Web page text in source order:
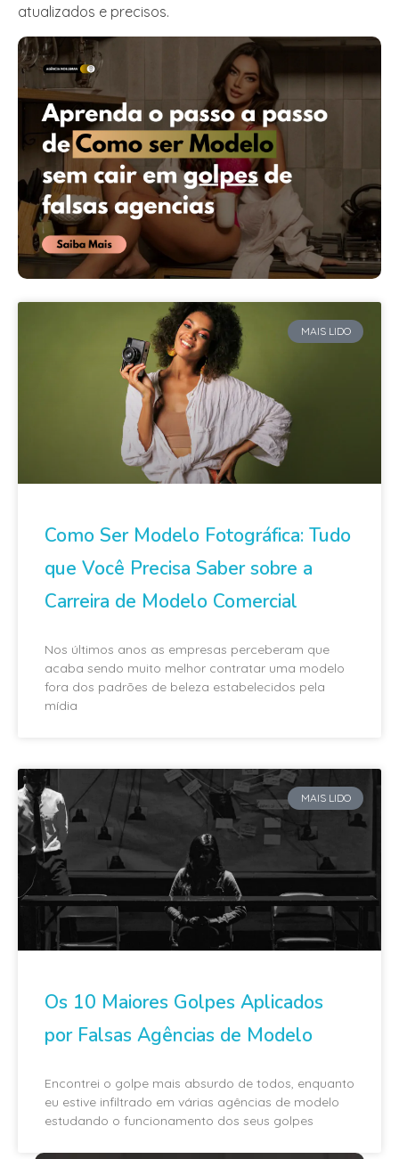
atualizados e precisos.
MAIS LIDO
Como Ser Modelo Fotográfica: Tudo
que Você Precisa Saber sobre a
Carreira de Modelo Comercial
Nos últimos anos as empresas perceberam que
acaba sendo muito melhor contratar uma modelo
fora dos padrões de beleza estabelecidos pela
mídia
MAIS LIDO
Os 10 Maiores Golpes Aplicados
por Falsas Agências de Modelo
Encontrei o golpe mais absurdo de todos, enquanto
eu estive infiltrado em várias agências de modelo
estudando o funcionamento dos seus golpes